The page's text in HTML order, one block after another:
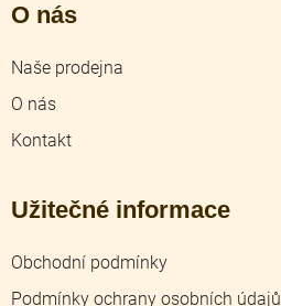
O nás
Naše prodejna
O nás
Kontakt
Užitečné informace
Obchodní podmínky
Podmínky ochrany osobních údajů